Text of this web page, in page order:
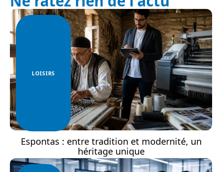
LOISIRS
Espontas : entre tradition et modernité, un
héritage unique